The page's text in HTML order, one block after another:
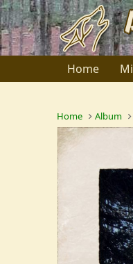
Home
Home Album